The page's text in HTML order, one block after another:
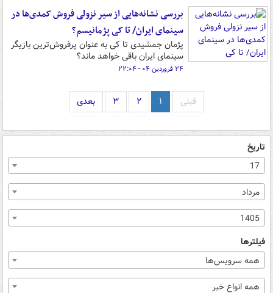
بررسی نشانه‌هایی از سیر نزولی فروش کمدی‌ها در
سینمای ایران/ تا کی پژمانیسم؟
پژمان جمشیدی تا کی به عنوان پرفروش‌ترین بازیگر
سینمای ایران باقی خواهد ماند؟
۲۴ فروردین ۰۴ - ۲۲:۰۴
قبلی ۱ ۲ ۳ بعدی
تاریخ
17
مرداد
1405
فیلترها
همه سرویس‌ها
همه انواع خبر